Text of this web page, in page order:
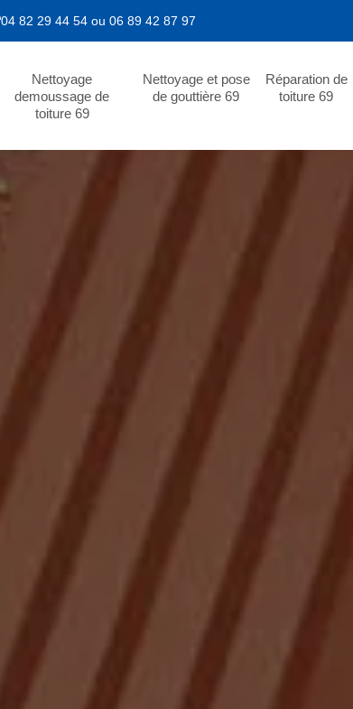
04 82 29 44 54 ou 06 89 42 87 97
Nettoyage
demoussage de
toiture 69
Nettoyage et pose
de gouttière 69
Réparation de
toiture 69